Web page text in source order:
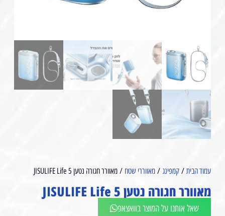
עמוד הבית/ קמפינג/ מאווררי שטח / מאוורר חגורה נטען JISULIFE Life 5
מאוורר חגורה נטען JISULIFE Life 5
שאל אותנו על המוצר בוואצאפ